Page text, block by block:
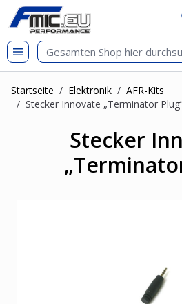
Zum Inhalt springen
git s
Startseite / Elektronik / AFR-Kits
/ Stecker Innovate „Terminator
Stecker